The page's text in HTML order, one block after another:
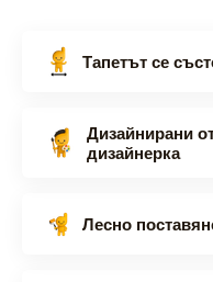
Тапетът се
Дизайнирани
дизайнерка
Лесно